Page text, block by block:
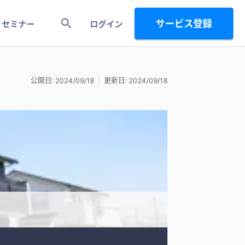
セミナー ログイン サービス登録
公開日: 2024/09/18 更新日: 2024/09/18